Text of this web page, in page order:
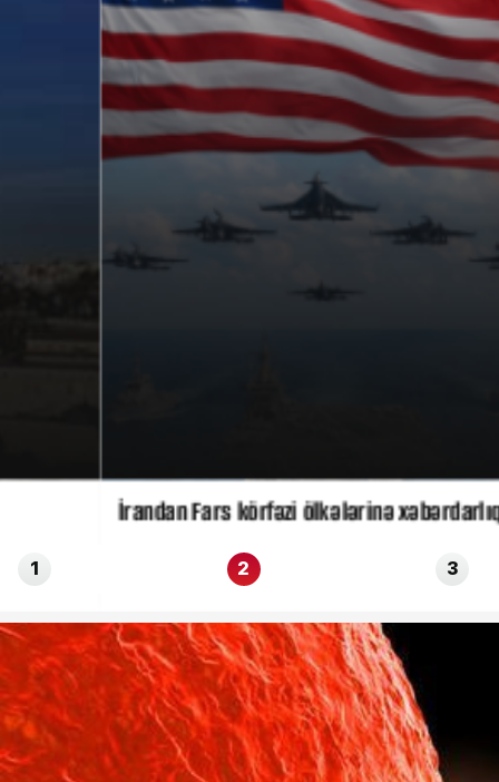
İrandan Fars körfəzi ölkələrinə xəbərdarlıq: ABŞ
1 2 3